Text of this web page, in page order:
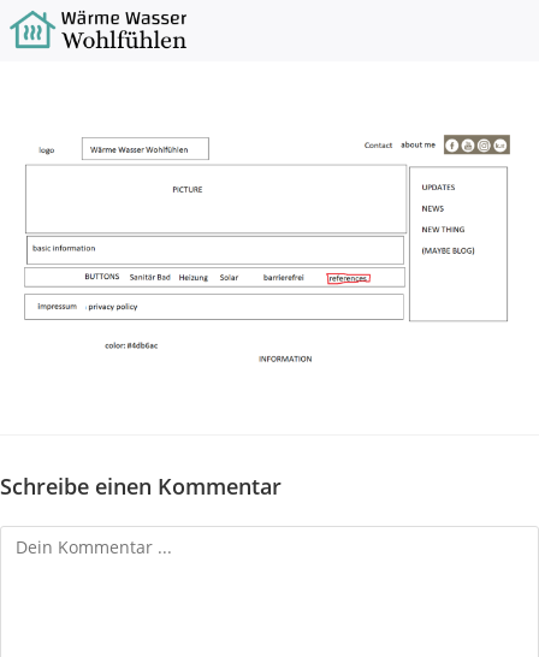
Zum
Inhalt
Schreibe einen Kommentar
Kommentieren